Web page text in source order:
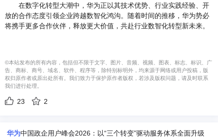
在数字化转型大潮中，华为正以其技术优势、行业实践经验、开
放的合作态度引领企业跨越数智化鸿沟。随着时间的推移，华为势必
将携手更多合作伙伴，释放更大价值，共赴行业数智化转型新未来。
©本站发布的所有内容，包括但不限于文字、图片、音频、视频、图表、标志、标识、广
告、商标、商号、域名、软件、程序等，除特别标明外，均来源于网络或用户投稿，版
权归原作者或原出处所有。我们致力于保护原作者版权，若涉及版权问题，请及时联系
我们进行处理。
23 2
华为中国政企用户峰会2026：以“三个转变”驱动服务体系全面升级